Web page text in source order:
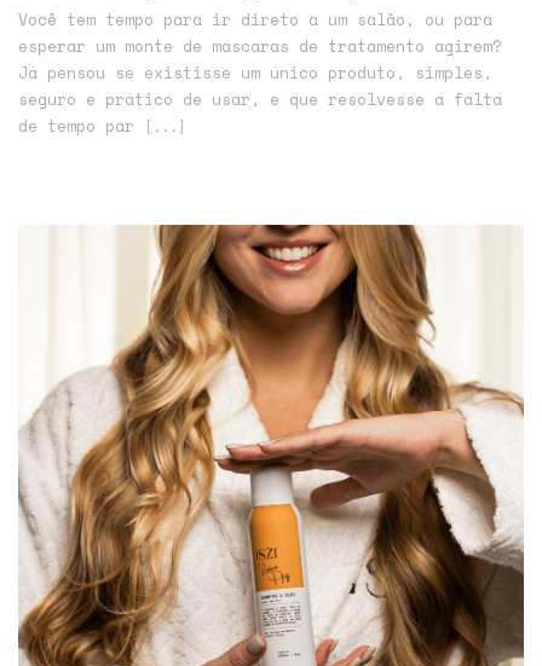
Você tem tempo para ir direto a um salão, ou para
esperar um monte de máscaras de tratamento agirem?
Já pensou se existisse um único produto, simples,
seguro e prático de usar, e que resolvesse a falta
de tempo par
[...]